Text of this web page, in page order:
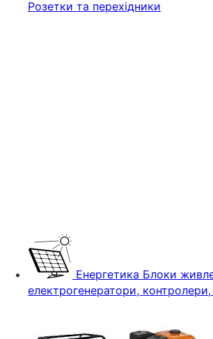
Розетки та перехідники
Енергетика Блоки
електрогенератори,